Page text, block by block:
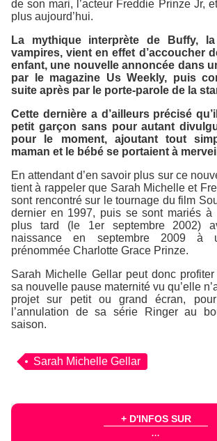
de son mari, l’acteur Freddie Prinze Jr,
plus aujourd’hui.
La mythique interprète de Buffy,
vampires, vient en effet d’accoucher
enfant, une nouvelle annoncée dans
par le magazine Us Weekly, puis
suite après par le porte-parole de la
Cette dernière a d’ailleurs précisé
petit garçon sans pour autant
pour le moment, ajoutant tout
maman et le bébé se portaient à
En attendant d’en savoir plus sur ce
tient à rappeler que Sarah Michelle et
sont rencontré sur le tournage du film
dernier en 1997, puis se sont mariés à
plus tard (le 1er septembre 2002)
naissance en septembre 2009 à
prénommée Charlotte Grace Prinze.
Sarah Michelle Gellar peut donc
sa nouvelle pause maternité vu qu’elle
projet sur petit ou grand écran, pour
l’annulation de sa série Ringer au
saison.
Sarah Michelle Gellar
+ D'INFOS SUR
...